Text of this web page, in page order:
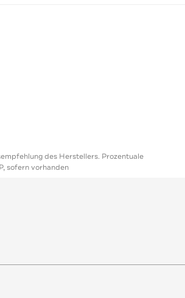
des Herstellers. Prozentuale
sofern vorhanden